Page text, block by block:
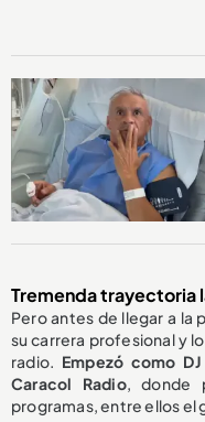
Tremenda trayectoria
Pero antes de llegar a la
su carrera profesional y
radio. Empezó como
Caracol Radio, donde
programas, entre ellos el